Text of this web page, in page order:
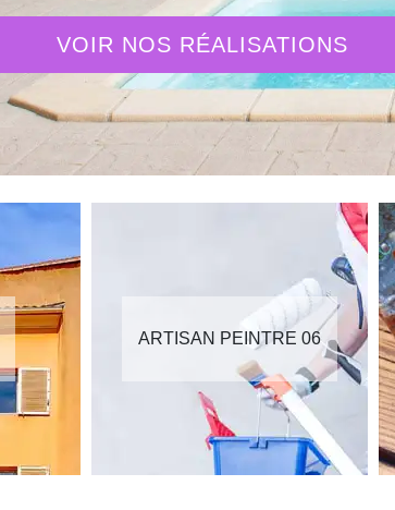
VOIR NOS RÉALISATIONS
ARTISAN PEINTRE 06